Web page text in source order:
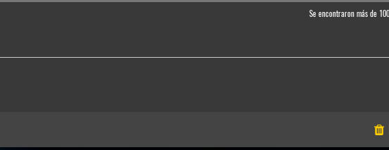
Se encontraron más de